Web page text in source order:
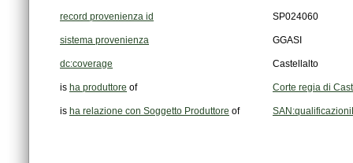
record provenienza id SP024060
sistema provenienza GGASI
dc:coverage Castellalto
is ha produttore of Corte regia di
is ha relazione con Soggetto Produttore of